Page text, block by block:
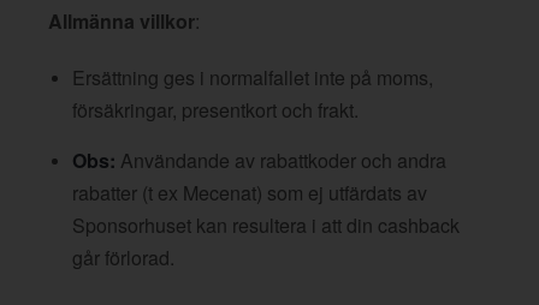
Allmänna villkor:
Ersättning ges i normalfallet inte på moms,
försäkringar, presentkort och frakt.
Obs: Användande av rabattkoder och andra
rabatter (t ex Mecenat) som ej utfärdats av
Sponsorhuset kan resultera i att din cashback
går förlorad.